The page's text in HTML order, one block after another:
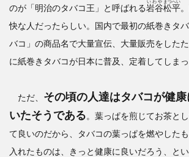
のが「明治のタバコ王」と呼ばれる岩谷
いわや
松平
まつへい
快な人だったらしい。国内で最初の紙巻きタ
バコ」の商品名で大量宣伝、大量販売をした
に紙巻きタバコが日本に普及、定着してしまっ
ただ、 その頃の人達はタバコが健
いたそうである 。葉っぱを煎じてお茶と
て良いのだから、タバコの葉っぱを燃やした
入れたものは、きっと健康に良いだろう、と